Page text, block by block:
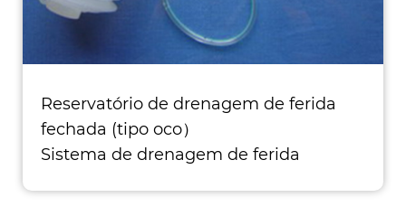
Reservatório de drenagem de ferida
fechada (tipo oco）
Sistema de drenagem de ferida